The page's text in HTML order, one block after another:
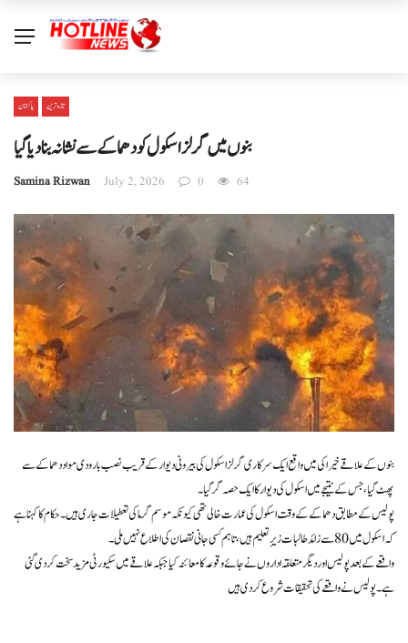
پاکستان تازہ ترین
بنوں میں گرلز اسکول کو دھماکے سے نشانہ بنا دیا گیا
Samina Rizwan July 2, 2026 0 64
بنوں کے علاقے خیراکی میں واقع ایک سرکاری گرلز اسکول کی بیرونی دیوار کے قریب نصب بارودی مواد دھماکے سے
پھٹ گیا، جس کے نتیجے میں اسکول کی دیوار کا ایک حصہ گر گیا۔
پولیس کے مطابق دھماکے کے وقت اسکول کی عمارت خالی تھی کیونکہ موسم گرما کی تعطیلات جاری ہیں۔ حکام کا کہنا ہے
کہ اسکول میں 80 سے زائد طالبات زیرِ تعلیم ہیں، تاہم کسی جانی نقصان کی اطلاع نہیں ملی۔
واقعے کے بعد پولیس اور دیگر متعلقہ اداروں نے جائے وقوعہ کا معائنہ کیا جبکہ علاقے میں سکیورٹی مزید سخت کر دی گئی
ہے۔ پولیس نے واقعے کی تحقیقات شروع کر دی ہیں